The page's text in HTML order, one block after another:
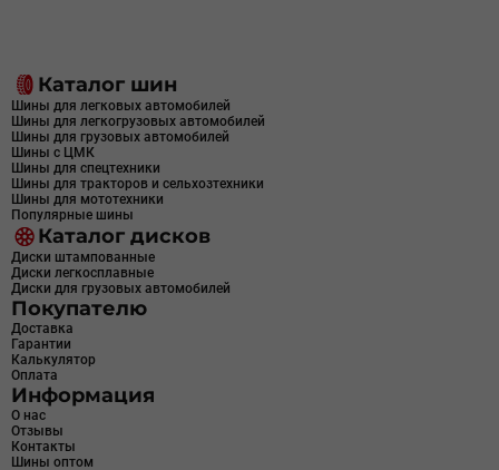
Каталог шин
Шины для легковых автомобилей
Шины для легкогрузовых автомобилей
Шины для грузовых автомобилей
Шины с ЦМК
Шины для спецтехники
Шины для тракторов и сельхозтехники
Шины для мототехники
Популярные шины
Каталог дисков
Диски штампованные
Диски легкосплавные
Диски для грузовых автомобилей
Покупателю
Доставка
Гарантии
Калькулятор
Оплата
Информация
О нас
Отзывы
Контакты
Шины оптом